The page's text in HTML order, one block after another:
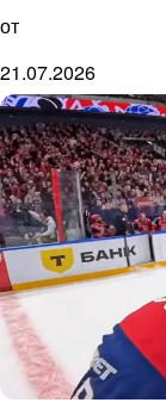
от
21.07.2026